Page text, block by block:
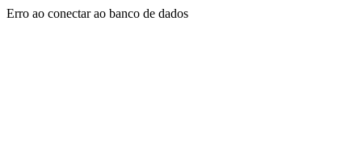
Erro ao conectar ao banco de dados